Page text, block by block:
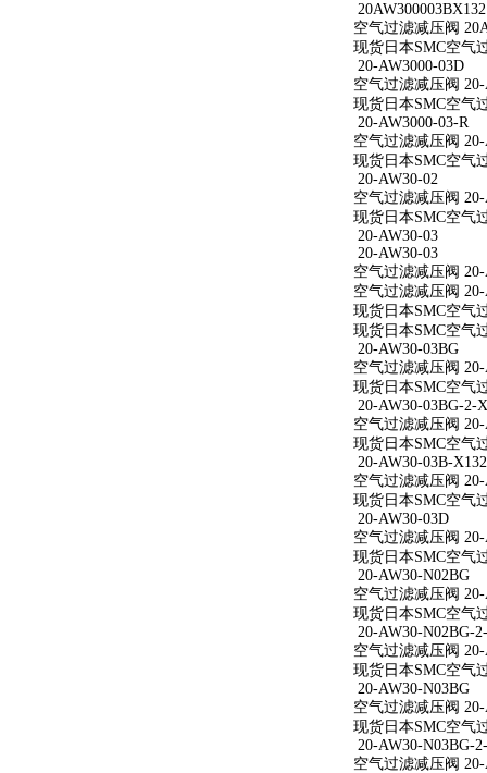
20AW300003BX132
空气过滤减压阀
现货日本SMC空气
20-AW3000-03D
空气过滤减压阀 20-
现货日本SMC空气
20-AW3000-03-R
空气过滤减压阀 20-
现货日本SMC空气
20-AW30-02
空气过滤减压阀 20-
现货日本SMC空气
20-AW30-03
20-AW30-03
空气过滤减压阀 20-
空气过滤减压阀 20-
现货日本SMC空气
现货日本SMC空气
20-AW30-03BG
空气过滤减压阀 20-
现货日本SMC空气
20-AW30-03BG-2-
空气过滤减压阀
现货日本SMC空气
20-AW30-03B-X132
空气过滤减压阀
现货日本SMC空气
20-AW30-03D
空气过滤减压阀
现货日本SMC空气
20-AW30-N02BG
空气过滤减压阀
现货日本SMC空气
20-AW30-N02BG-
空气过滤减压阀
现货日本SMC空气
20-AW30-N03BG
空气过滤减压阀
现货日本SMC空气
20-AW30-N03BG-
空气过滤减压阀